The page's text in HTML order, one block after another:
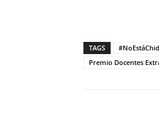
TAGS
Premio Docentes